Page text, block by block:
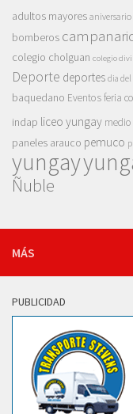
adultos mayores aniversario
bomberos
colegio cholguan colegio
Deporte deportes dia
baquedano Eventosferia
indap liceo yungay
paneles arauco pemuco
yungay
Ñuble
MÁS
PUBLICIDAD